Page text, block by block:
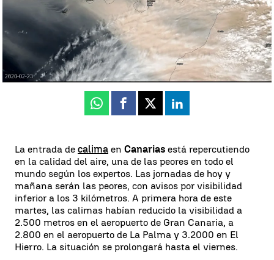
Antena 3 Noticias
Actualizado:16 de febrero de 2021, 15:43
Publicado:16 de febrero de 2021, 15:15
Whatsapp
Facebook
X Linkedin
La entrada de calima en Canarias está repercutiendo
en la calidad del aire, una de las peores en todo el
mundo según los expertos. Las jornadas de hoy y
mañana serán las peores, con avisos por visibilidad
inferior a los 3 kilómetros. A primera hora de este
martes, las calimas habían reducido la visibilidad a
2.500 metros en el aeropuerto de Gran Canaria, a
2.800 en el aeropuerto de La Palma y 3.2000 en El
Hierro. La situación se prolongará hasta el viernes.